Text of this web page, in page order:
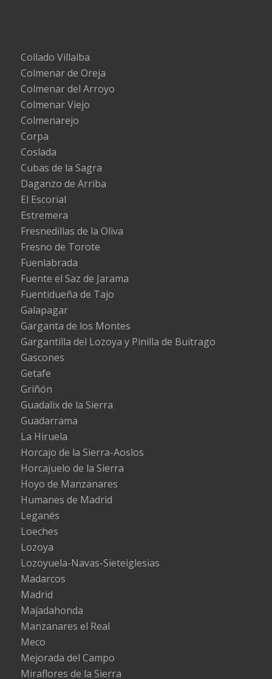
Collado Villalba
Colmenar de Oreja
Colmenar del Arroyo
Colmenar Viejo
Colmenarejo
Corpa
Coslada
Cubas de la Sagra
Daganzo de Arriba
El Escorial
Estremera
Fresnedillas de la Oliva
Fresno de Torote
Fuenlabrada
Fuente el Saz de Jarama
Fuentidueña de Tajo
Galapagar
Garganta de los Montes
Gargantilla del Lozoya y Pinilla de Buitrago
Gascones
Getafe
Griñón
Guadalix de la Sierra
Guadarrama
La Hiruela
Horcajo de la Sierra-Aoslos
Horcajuelo de la Sierra
Hoyo de Manzanares
Humanes de Madrid
Leganés
Loeches
Lozoya
Lozoyuela-Navas-Sieteiglesias
Madarcos
Madrid
Majadahonda
Manzanares el Real
Meco
Mejorada del Campo
Miraflores de la Sierra